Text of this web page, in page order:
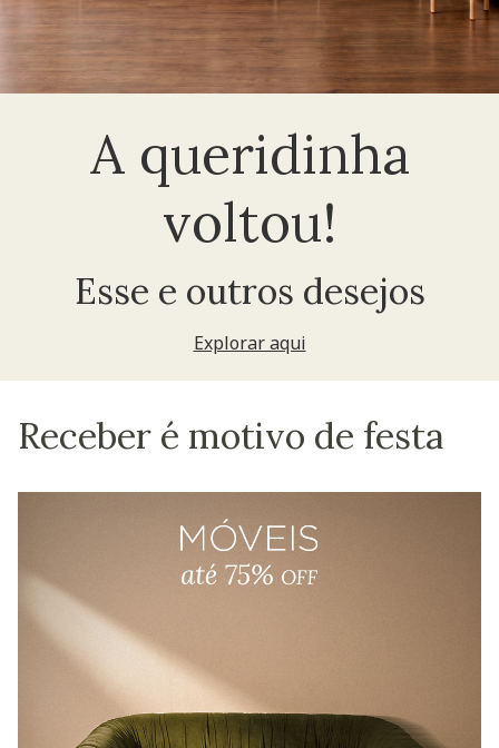
A queridinha
voltou!
Esse e outros desejos
Explorar aqui
Receber é motivo de festa